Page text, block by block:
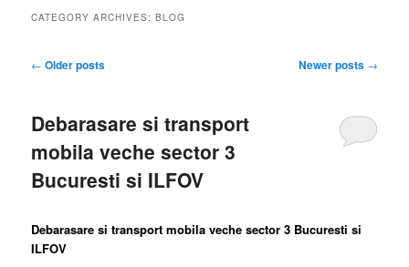
CATEGORY ARCHIVES:BLOG
Post
← Older posts Newer posts →
Debarasare si transport
mobila veche sector 3
Bucuresti si ILFOV
Debarasare si transport mobila veche sector 3 Bucuresti si
ILFOV